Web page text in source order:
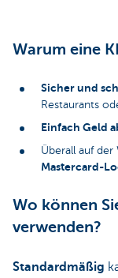
Warum eine
Sicher und
Restaurants
Einfach Geld
Überall auf der
Mastercard-
Wo können
verwenden?
Standardmäßig